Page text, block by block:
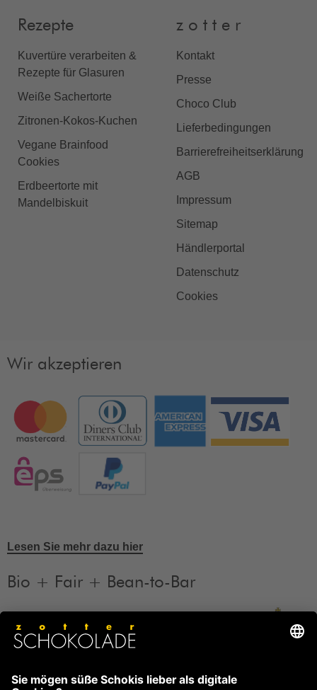
Rezepte
Kuvertüre verarbeiten &
Rezepte für Glasuren
Weiße Sachertorte
Zitronen-Kokos-Kuchen
Vegane Brainfood
Cookies
Erdbeertorte mit
Mandelbiskuit
z o t t e r
Kontakt
Presse
Choco Club
Lieferbedingungen
Barrierefreiheitserklärung
AGB
Impressum
Sitemap
Händlerportal
Datenschutz
Cookies
Wir akzeptieren
Lesen Sie mehr dazu hier
Bio + Fair + Bean-to-Bar